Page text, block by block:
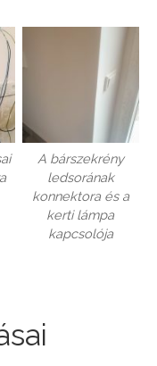
A bárszekrény
ledsorának
konnektora és a
kerti lámpa
kapcsolója